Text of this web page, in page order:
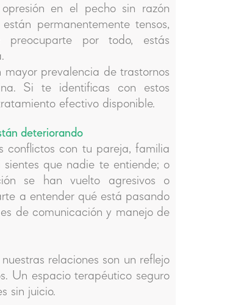
en el pecho sin razón
permanentemente tensos,
por todo, estás
prevalencia de trastornos
Si te identificas con estos
efectivo disponible.
deteriorando
conflictos con tu pareja, familia
que nadie te entiende; o
se han vuelto agresivos o
a entender qué está pasando
de comunicación y manejo de
relaciones son un reflejo
Un espacio terapéutico seguro
sin juicio.